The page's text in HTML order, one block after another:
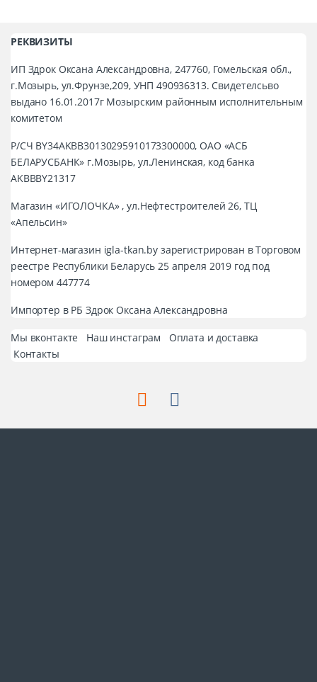
РЕКВИЗИТЫ
ИП Здрок Оксана Александровна, 247760, Гомельская обл.,
г.Мозырь, ул.Фрунзе,209, УНП 490936313. Свидетелсьво
выдано 16.01.2017г Мозырским районным исполнительным
комитетом
Р/СЧ BY34AKBB30130295910173300000, ОАО «АСБ
БЕЛАРУСБАНК» г.Мозырь, ул.Ленинская, код банка
AKBBBY21317
Магазин «ИГОЛОЧКА» , ул.Нефтестроителей 26, ТЦ
«Апельсин»
Интернет-магазин igla-tkan.by зарегистрирован в Торговом
реестре Республики Беларусь 25 апреля 2019 год под
номером 447774
Импортер в РБ Здрок Оксана Александровна
Мы вконтакте Наш инстаграм
Оплата и доставка
Контакты